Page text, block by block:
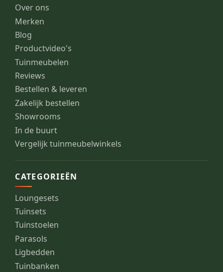
Over ons
Merken
Blog
Productvideo's
Tuinmeubelen
Reviews
Bestellen & leveren
Zakelijk bestellen
Showrooms
In de buurt
Vergelijk tuinmeubelwinkels
CATEGORIEËN
Loungesets
Tuinsets
Tuinstoelen
Parasols
Ligbedden
Tuinbanken